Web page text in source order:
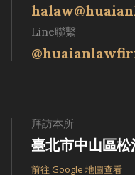
Line聯繫
拜訪本所
臺北市中山區
前往 Google 地圖查看